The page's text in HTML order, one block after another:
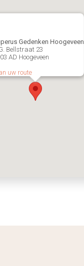
Gedenken Hoogeveen
Bellstraat 23
AD Hoogeveen
uw route